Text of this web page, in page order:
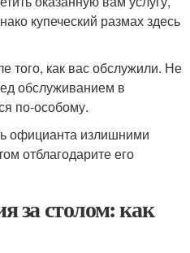
купеческий размах здесь
того, как вас обслужили. Не
обслуживанием в
по-особому.
официанта излишними
отблагодарите его
за столом: как